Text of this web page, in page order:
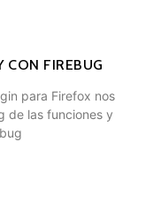
CON FIREBUG
para Firefox nos
de las funciones y